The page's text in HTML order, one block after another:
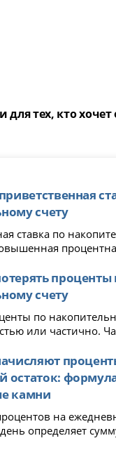
для тех, кто
счету
ставка по
проценты
счету
по
или частично.
остаток:
камни
на
определяет